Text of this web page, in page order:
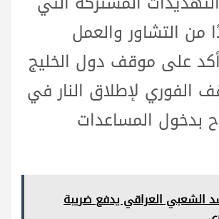
من التشاور والعمل
على موقف دول الخليج
الفوري لإطلاق النار في
بدخول المساعدات
الشعبي العراقي يدفع ضريبة